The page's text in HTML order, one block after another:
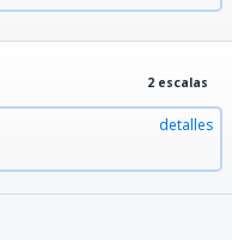
2 escalas
detalles